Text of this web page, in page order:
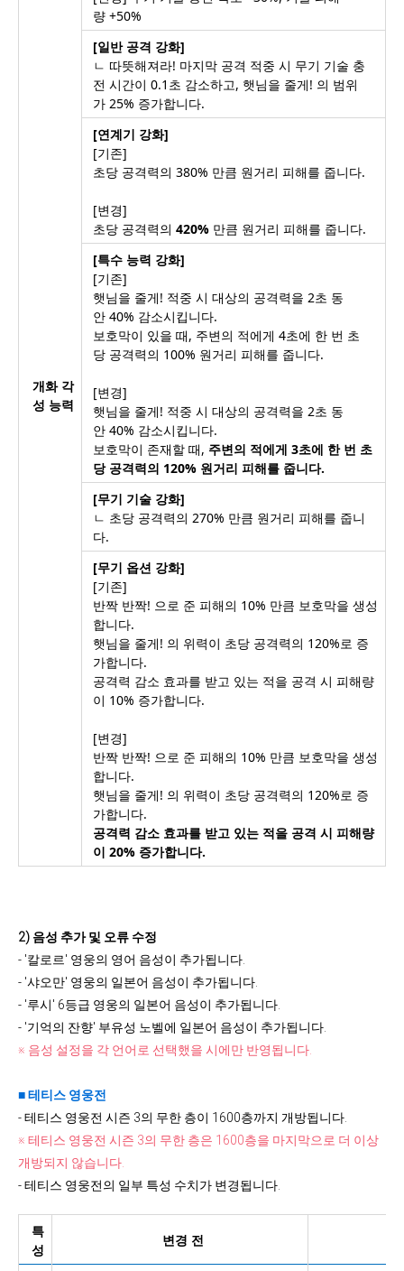
개화 각
성 능력
량 +50%
[일반 공격 강화]
ㄴ 따뜻해져라! 마지막 공격 적중 시 무기 기술 충
전 시간이 0.1초 감소하고, 햇님을 줄게! 의 범위
가 25% 증가합니다.
[연계기 강화]
[기존]
초당 공격력의 380% 만큼 원거리 피해를 줍니다.
[변경]
초당 공격력의 420% 만큼 원거리 피해를 줍니다.
[특수 능력 강화]
[기존]
햇님을 줄게! 적중 시 대상의 공격력을 2초 동
안 40% 감소시킵니다.
보호막이 있을 때, 주변의 적에게 4초에 한 번 초
당 공격력의 100% 원거리 피해를 줍니다.
[변경]
햇님을 줄게! 적중 시 대상의 공격력을 2초 동
안 40% 감소시킵니다.
보호막이 존재할 때, 주변의 적에게 3초에 한 번 초
당 공격력의 120% 원거리 피해를 줍니다.
[무기 기술 강화]
ㄴ 초당 공격력의 270% 만큼 원거리 피해를 줍니
다.
[무기 옵션 강화]
[기존]
반짝 반짝! 으로 준 피해의 10% 만큼 보호막을 생성
합니다.
햇님을 줄게! 의 위력이 초당 공격력의 120%로 증
가합니다.
공격력 감소 효과를 받고 있는 적을 공격 시 피해량
이 10% 증가합니다.
[변경]
반짝 반짝! 으로 준 피해의 10% 만큼 보호막을 생성
합니다.
햇님을 줄게! 의 위력이 초당 공격력의 120%로 증
가합니다.
공격력 감소 효과를 받고 있는 적을 공격 시 피해량
이 20% 증가합니다.
2) 음성 추가 및 오류 수정
- '칼로르' 영웅의 영어 음성이 추가됩니다.
- '샤오만' 영웅의 일본어 음성이 추가됩니다.
- '루시' 6등급 영웅의 일본어 음성이 추가됩니다.
- '기억의 잔향' 부유성 노벨에 일본어 음성이 추가됩니다.
※ 음성 설정을 각 언어로 선택했을 시에만 반영됩니다.
■ 테티스 영웅전
- 테티스 영웅전 시즌 3의 무한 층이 1600층까지 개방됩니다.
※ 테티스 영웅전 시즌 3의 무한 층은 1600층을 마지막으로 더 이상
개방되지 않습니다.
- 테티스 영웅전의 일부 특성 수치가 변경됩니다.
특
성
변경 전